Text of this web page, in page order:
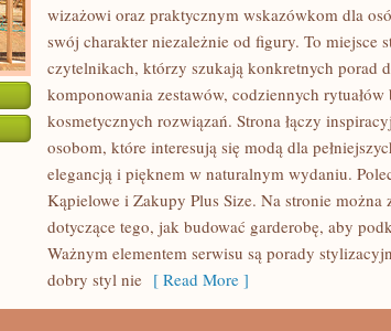
wizażowi oraz praktycznym wskazówkom dla
swój charakter niezależnie od figury. To miejsce
czytelnikach, którzy szukają konkretnych porad
komponowania zestawów, codziennych
kosmetycznych rozwiązań. Strona łączy
osobom, które interesują się modą dla
elegancją i pięknem w naturalnym wydaniu.
Kąpielowe i Zakupy Plus Size. Na stronie można
dotyczące tego, jak budować garderobę, aby
Ważnym elementem serwisu są porady
dobry styl nie [ Read More ]